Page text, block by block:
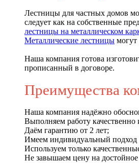
Лестницы для частных домов
следует как на собственные
лестницы на металлическом
Металлические лестницы
Наша компания готова
прописанный в договоре.
Преимущества
Наша компания надёжно
Выполняем работу качественно
Даём гарантию от 2 лет;
Имеем индивидуальный подход
Используем только
Не завышаем цену на